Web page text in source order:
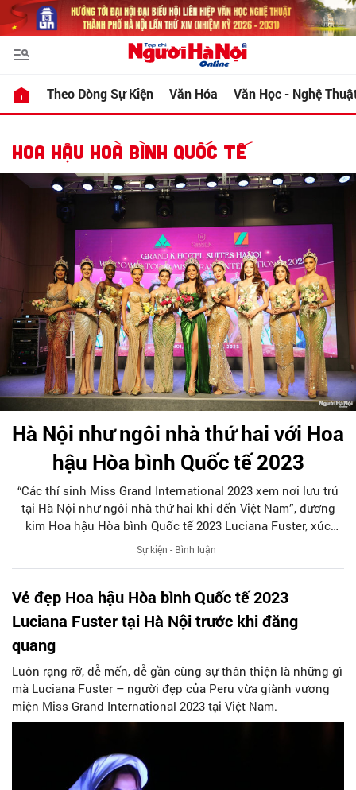
Theo Dòng Sự Kiện Văn Hóa Văn Học - Nghệ
HOA HẬU HOÀ BÌNH QUỐC TẾ
Hà Nội như ngôi nhà thứ hai với Hoa
hậu Hòa bình Quốc tế 2023
“Các thí sinh Miss Grand International 2023 xem nơi lưu trú
tại Hà Nội như ngôi nhà thứ hai khi đến Việt Nam”, đương
kim Hoa hậu Hòa bình Quốc tế 2023 Luciana Fuster, xúc
động chia sẻ trước khi cùng top 10 sang Thái Lan, ngày
Sự kiện - Bình luận
Vẻ đẹp Hoa hậu Hòa bình Quốc tế 2023
Luciana Fuster tại Hà Nội trước khi đăng
quang
Luôn rạng rỡ, dễ mến, dễ gần cùng sự thân thiện là những gì
mà Luciana Fuster – người đẹp của Peru vừa giành vương
miện Miss Grand International 2023 tại Việt Nam.